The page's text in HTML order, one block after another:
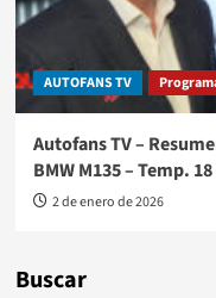
AUTOFANS TV
Autofans TV –
BMW M135 – Temp.
2 de enero de 2026
Buscar